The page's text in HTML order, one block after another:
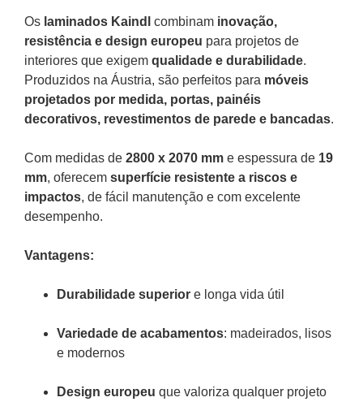
Os laminados Kaindl combinam inovação,
resistência e design europeu para projetos de
interiores que exigem qualidade e durabilidade.
Produzidos na Áustria, são perfeitos para móveis
projetados por medida, portas, painéis
decorativos, revestimentos de parede e bancadas.
Com medidas de 2800 x 2070 mm e espessura de 19
mm, oferecem superfície resistente a riscos e
impactos, de fácil manutenção e com excelente
desempenho.
Vantagens:
Durabilidade superior e longa vida útil
Variedade de acabamentos: madeirados, lisos
e modernos
Design europeu que valoriza qualquer projeto